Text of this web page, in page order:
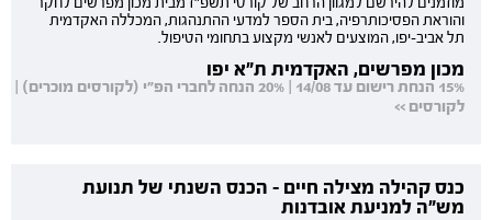
מוזמנים להירשם למגוון הרחב של קורסי תשפ"ז מבית מכון מפרשים לחקר
והוראת הפסיכותרפיה, בית הספר למדעי ההתנהגות, המכללה האקדמית
תל אביב-יפו, המוצעים לאנשי מקצוע בתחומי הטיפול.
מכון מפרשים, האקדמית ת"א יפו
15% הנחת רישום עד 14/08 | 20% הנחה לחברי הפ"י (לקורסים מוכרים) |
לקורסים >>
כנס קהילה מצילה חיים - הכנס השנתי של תנועת
מש"ה למניעת אובדנות